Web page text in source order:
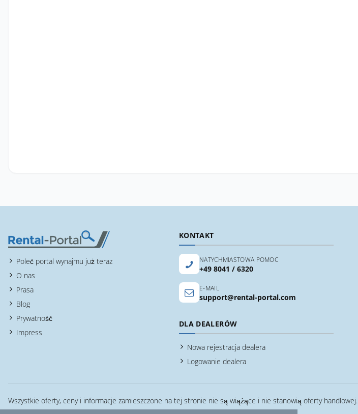
Poleć portal wynajmu już teraz
O nas
Prasa
Blog
Prywatność
Impress
KONTAKT
NATYCHMIASTOWA POMOC
+49 8041 / 6320
E-MAIL
support@rental-portal.com
DLA DEALERÓW
Nowa rejestracja dealera
Logowanie dealera
Wszystkie oferty, ceny i informacje zamieszczone na tej stronie nie są wiążące i nie stanowią oferty handlowej.